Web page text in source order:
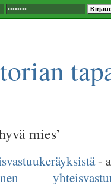
mies’
-